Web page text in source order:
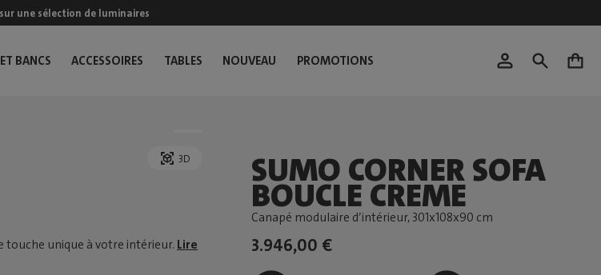
une sélection de luminaires
BANCS ACCESSOIRES TABLES NOUVEAU PROMOTIONS 0
3D SUMO CORNER SOFA
BOUCLE CREME
Canapé modulaire d’intérieur, 301x108x90 cm
3.946,00 €
touche unique à votre intérieur. Lire